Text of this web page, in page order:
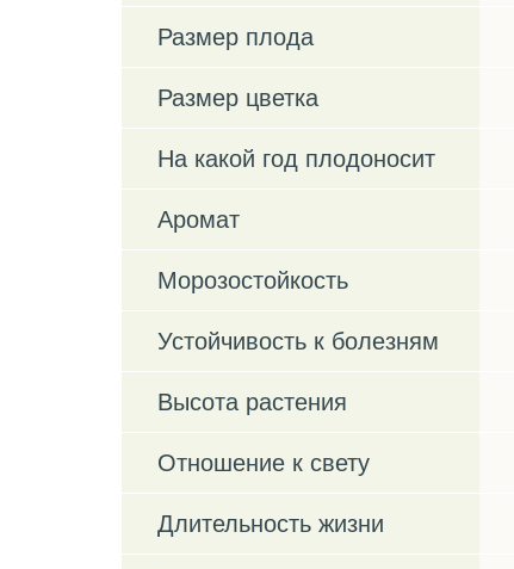
Размер плода
Размер цветка
На какой год плодоносит
Аромат
Морозостойкость
Устойчивость к болезням
Высота растения
Отношение к свету
Длительность жизни